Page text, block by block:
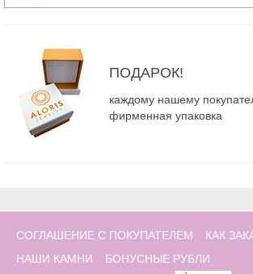
ПОДАРОК!
каждому нашему
фирменная упаковка
СОГЛАШЕНИЕ С ПОКУПАТЕЛЕМ
КАК
НАШИ КАМНИ
БОНУСНЫЕ РУБЛИ